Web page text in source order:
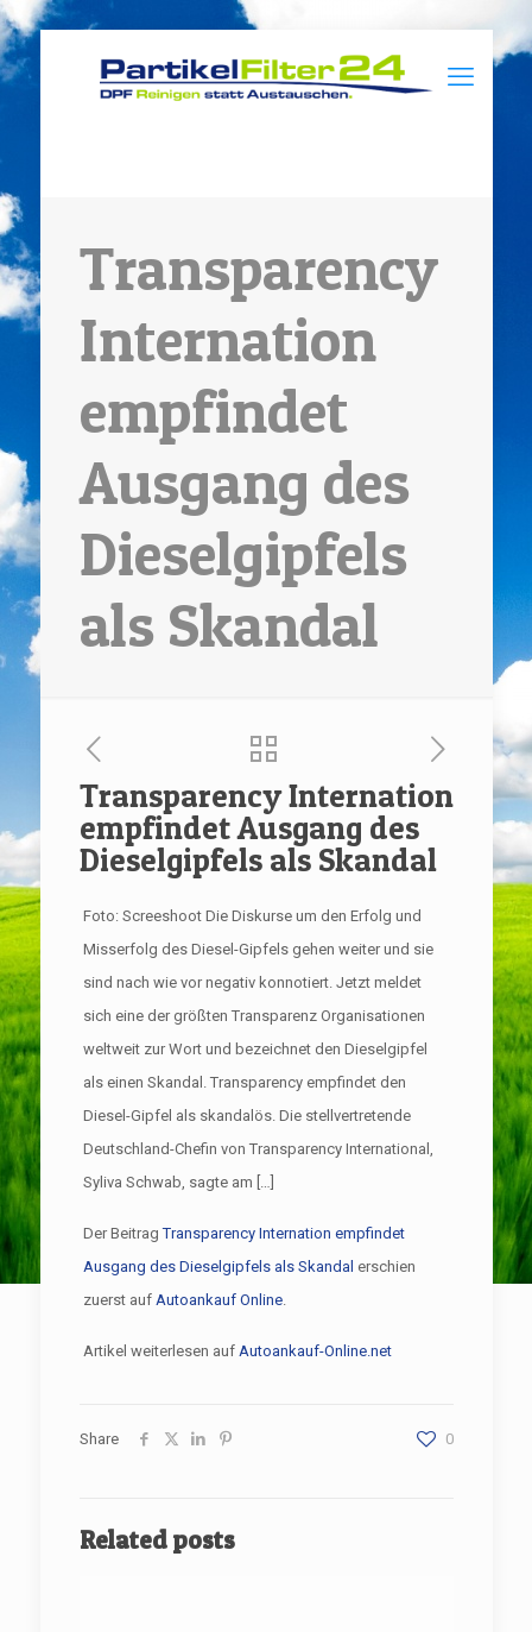
Transparency
Internation
empfindet
Ausgang des
Dieselgipfels
als Skandal
Transparency Internation
empfindet Ausgang des
Dieselgipfels als Skandal
Foto: Screeshoot Die Diskurse um den Erfolg und
Misserfolg des Diesel-Gipfels gehen weiter und sie
sind nach wie vor negativ konnotiert. Jetzt meldet
sich eine der größten Transparenz Organisationen
weltweit zur Wort und bezeichnet den Dieselgipfel
als einen Skandal. Transparency empfindet den
Diesel-Gipfel als skandalös. Die stellvertretende
Deutschland-Chefin von Transparency International,
Syliva Schwab, sagte am […]
Der BeitragTransparency Internation empfindet
Ausgang des Dieselgipfels als Skandal erschien
zuerst auf Autoankauf Online.
Artikel weiterlesen auf Autoankauf-Online.net
Share 0
Related posts